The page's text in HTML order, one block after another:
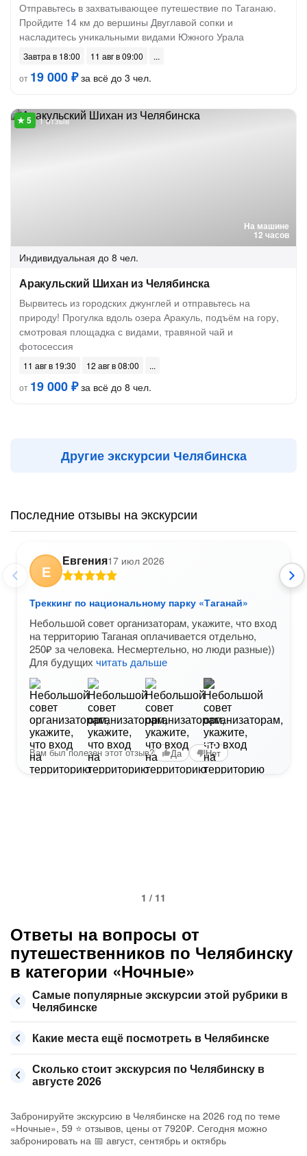
Отправьтесь в захватывающее путешествие по Таганаю.
Пройдите 14 км до вершины Двуглавой сопки и
насладитесь уникальными видами Южного Урала
Завтра в 18:00
11 авг в 09:00
от 19 000 ₽за всё до 3 чел.
На машине
12 часов
1 отзыв
Индивидуальная до 8 чел.
Аракульский Шихан из Челябинска
Вырвитесь из городских джунглей и отправьтесь на
природу! Прогулка вдоль озера Аракуль, подъём на гору,
смотровая площадка с видами, травяной чай и
фотосессия
11 авг в 19:30
12 авг в 08:00
от 19 000 ₽за всё до 8 чел.
Другие экскурсии Челябинска
Последние отзывы на экскурсии
Е
Евгения17 июл 2026
Треккинг по национальному парку «Таганай»
Небольшой совет организаторам, укажите, что вход
на территорию Таганая оплачивается отдельно,
250₽ за человека. Несмертельно, но люди разные))
Для будущих читать дальше
+3
Вам был полезен этот отзыв? Да Нет
1 / 11
Ответы на вопросы от
путешественников по Челябинску
в категории «Ночные»
Самые популярные экскурсии этой рубрики в
Челябинске
Какие места ещё посмотреть в Челябинске
Сколько стоит экскурсия по Челябинску в
августе 2026
Забронируйте экскурсию в Челябинске на 2026 год по теме
«Ночные», 59 ⭐ отзывов, цены от 7920₽. Сегодня можно
забронировать на 📅 август, сентябрь и октябрь